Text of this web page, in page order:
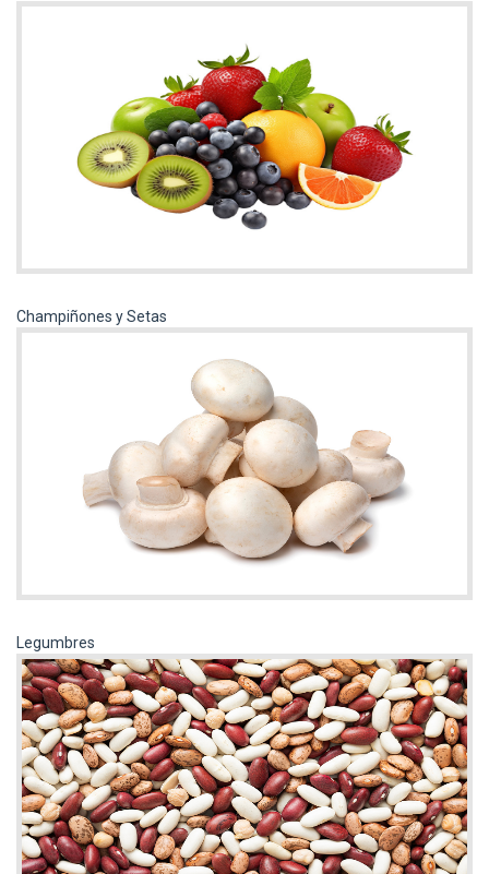
Champiñones y Setas
Legumbres